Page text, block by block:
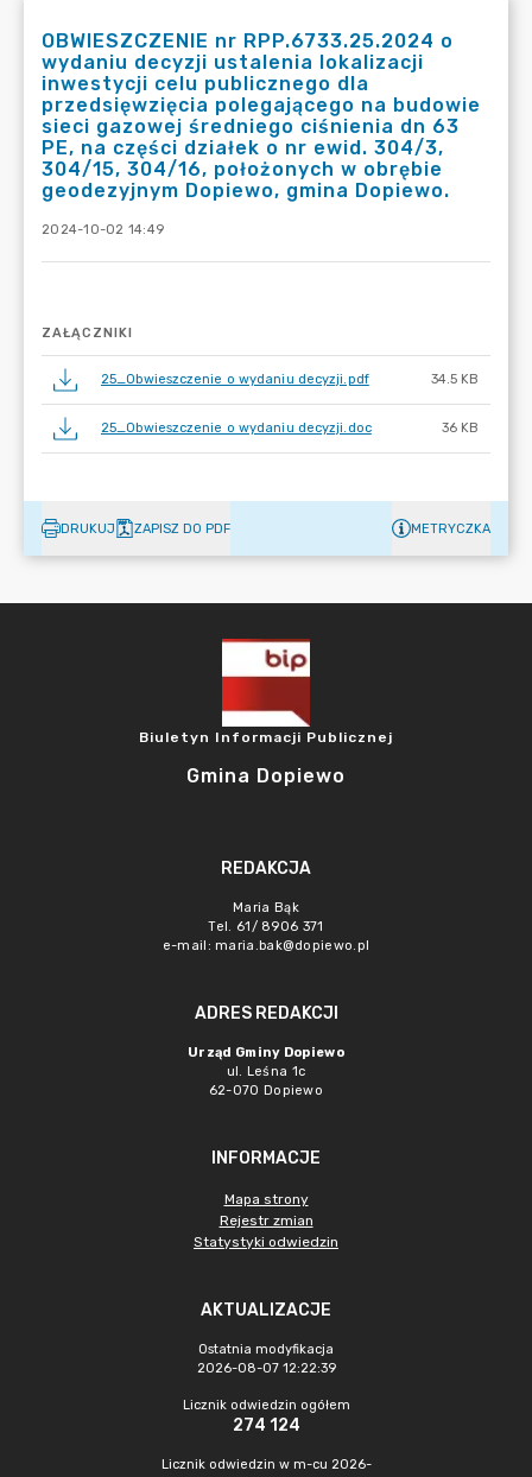
OBWIESZCZENIE nr RPP.6733.25.2024 o
wydaniu decyzji ustalenia lokalizacji
inwestycji celu publicznego dla
przedsięwzięcia polegającego na budowie
sieci gazowej średniego ciśnienia dn 63
PE, na części działek o nr ewid. 304/3,
304/15, 304/16, położonych w obrębie
geodezyjnym Dopiewo, gmina Dopiewo.
2024-10-02 14:49
ZAŁĄCZNIKI
25_Obwieszczenie o wydaniu decyzji.pdf 34.5 KB
25_Obwieszczenie o wydaniu decyzji.doc 36 KB
DRUKUJ ZAPISZ DO PDF METRYCZKA
Biuletyn Informacji Publicznej
Gmina Dopiewo
REDAKCJA
Maria Bąk
Tel. 61/ 8906 371
e-mail: maria.bak@dopiewo.pl
ADRES REDAKCJI
Urząd Gminy Dopiewo
ul. Leśna 1c
62-070 Dopiewo
INFORMACJE
Mapa strony
Rejestr zmian
Statystyki odwiedzin
AKTUALIZACJE
Ostatnia modyfikacja
2026-08-07 12:22:39
Licznik odwiedzin ogółem
274 124
Licznik odwiedzin w m-cu 2026-